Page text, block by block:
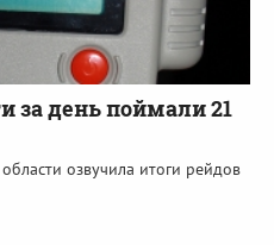
за день поймали 21
озвучила итоги рейдов